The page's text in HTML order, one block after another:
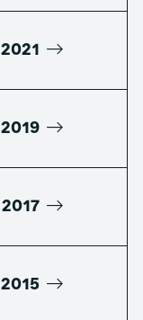
2021
2019
2017
2015